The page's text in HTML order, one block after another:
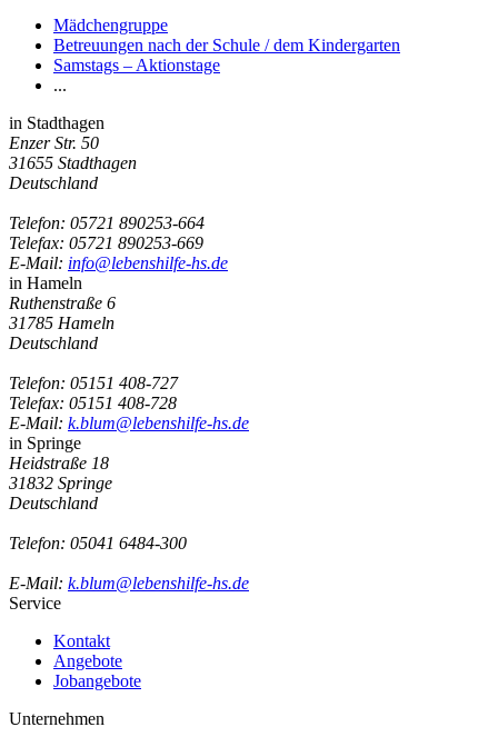
Mädchengruppe
Betreuungen nach der Schule / dem Kindergarten
Samstags – Aktionstage
...
in Stadthagen
Enzer Str. 50
31655 Stadthagen
Deutschland
Telefon: 05721 890253-664
Telefax: 05721 890253-669
E-Mail: info@lebenshilfe-hs.de
in Hameln
Ruthenstraße 6
31785 Hameln
Deutschland
Telefon: 05151 408-727
Telefax: 05151 408-728
E-Mail: k.blum@lebenshilfe-hs.de
in Springe
Heidstraße 18
31832 Springe
Deutschland
Telefon: 05041 6484-300
E-Mail: k.blum@lebenshilfe-hs.de
Service
Kontakt
Angebote
Jobangebote
Unternehmen